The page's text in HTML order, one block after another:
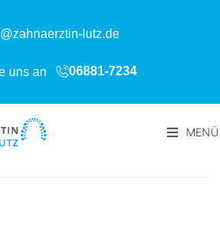
lutz.de
uns an 06881-7234
MENÜ